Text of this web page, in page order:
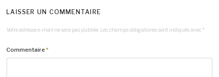
LAISSER UN COMMENTAIRE
Votre adresse e-mail ne sera pas publiée. Les champs obligatoires sont indiqués avec *
Commentaire*